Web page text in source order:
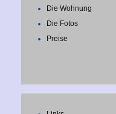
Die Wohnung
Die Fotos
Preise